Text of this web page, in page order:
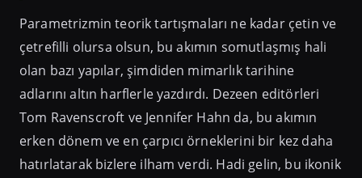
Parametrizmin teorik tartışmaları ne kadar çetin ve
çetrefilli olursa olsun, bu akımın somutlaşmış hali
olan bazı yapılar, şimdiden mimarlık tarihine
adlarını altın harflerle yazdırdı. Dezeen editörleri
Tom Ravenscroft ve Jennifer Hahn da, bu akımın
erken dönem ve en çarpıcı örneklerini bir kez daha
hatırlatarak bizlere ilham verdi. Hadi gelin, bu ikonik